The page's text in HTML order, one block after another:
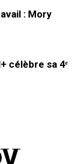
: Mory
célèbre sa 4ᵉ